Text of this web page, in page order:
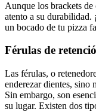
Aunque los brackets de
atento a su durabilidad.
un bocado de tu pizza
Férulas de
Las férulas, o
enderezar dientes, sino
Sin embargo, son
su lugar. Existen dos